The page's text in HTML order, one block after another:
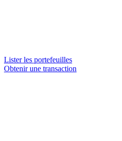
Lister les portefeuilles
Obtenir une transaction